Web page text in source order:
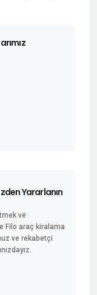
Yararlanın
ve
Filo araç kiralama
ve rekabetçi